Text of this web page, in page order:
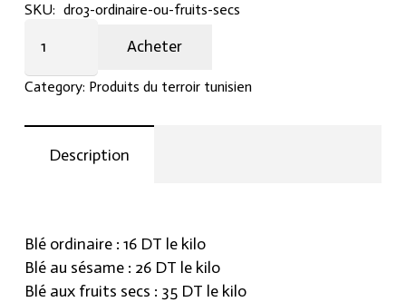
SKU: dro3-ordinaire-ou-fruits-secs
ordinaire
le
quantity
Acheter
Category: Produits du terroir tunisien
Description
Blé ordinaire : 16 DT le kilo
Blé au sésame : 26 DT le kilo
Blé aux fruits secs : 35 DT le kilo